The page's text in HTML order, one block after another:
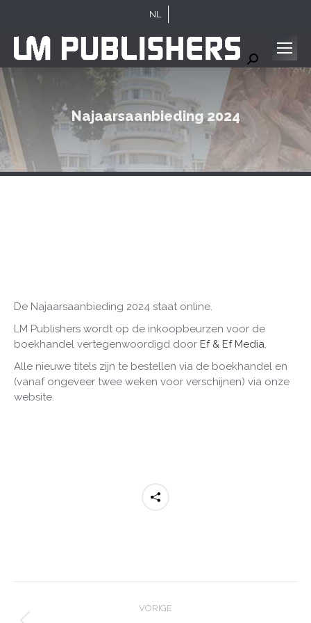
NL
Search:
Najaarsaanbieding 2024
De Najaarsaanbieding 2024 staat online.
LM Publishers wordt op de inkoopbeurzen voor de
boekhandel vertegenwoordigd door Ef & Ef Media.
Alle nieuwe titels zijn te bestellen via de boekhandel en
(vanaf ongeveer twee weken voor verschijnen) via onze
website.
navigation
VORIGE